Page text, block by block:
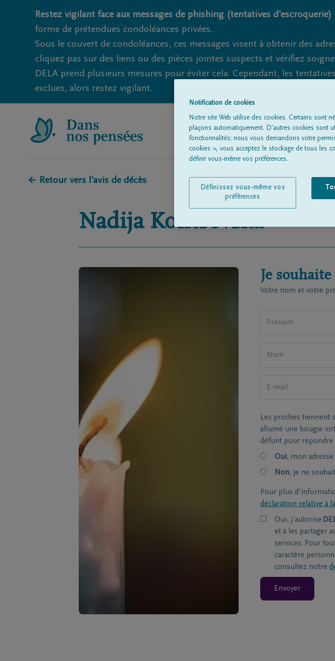
Restez vigilant face aux messages de phishing (tentatives d'escroquerie)
forme de prétendues condoléances privées.
Sous le couvert de condoléances, ces messages visent à obtenir des
cliquez pas sur des liens ou des pièces jointes suspects et vérifiez
DELA prend plusieurs mesures pour éviter cela. Cependant, les
exclues, alors restez vigilant.
Tous les avis de
← Retour vers l'avis de décès
Nadija Kontsovska
Je
Votre nom et votre
Les proches tiennent
allumé une bougie
défunt pour répondre
Oui, mon
Non, je ne
Pour plus
déclaration relative à
Oui, j’autorise
et à les partager
services. Pour
caractère
consultez notre
Envoyer
Notification de cookies
Notre site Web utilise des cookies. Certains sont
plaçons automatiquement. D'autres cookies sont
fonctionnalités; nous vous demandons votre
cookies », vous acceptez le stockage de tous les
définir vous-même vos préférences.
Définissez vous-même vos
préférences